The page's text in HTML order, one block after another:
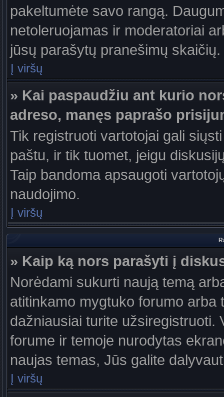
pakeltumėte savo rangą.
netoleruojamas ir moderatoriai
jūsų parašytų pranešimų skaičių.
Į viršų
» Kai paspaudžiu ant kurio
adreso, manęs paprašo
Tik registruoti vartotojai gali
paštu, ir tik tuomet, jeigu
Taip bandoma apsaugoti
naudojimo.
Į viršų
» Kaip ką nors parašyti į
Norėdami sukurti naują temą
atitinkamo mygtuko forumo
dažniausiai turite užsiregistruoti.
forume ir temoje nurodytas
naujas temas, Jūs galite
Į viršų